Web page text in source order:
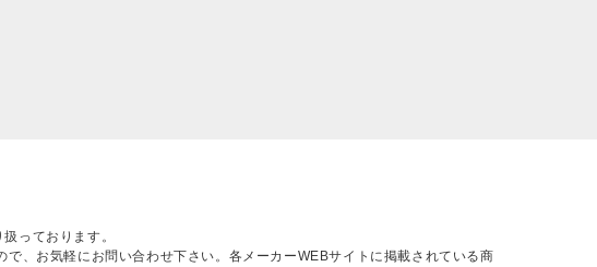
っております。
、お気軽にお問い合わせ下さい。各メーカーWEBサイトに掲載されている商